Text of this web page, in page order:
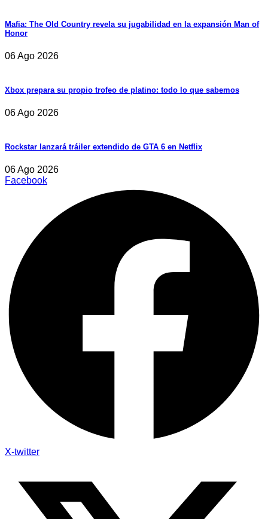
Mafia: The Old Country revela su jugabilidad en la expansión Man of
Honor
06 Ago 2026
Xbox prepara su propio trofeo de platino: todo lo que sabemos
06 Ago 2026
Rockstar lanzará tráiler extendido de GTA 6 en Netflix
06 Ago 2026
Facebook
X-twitter